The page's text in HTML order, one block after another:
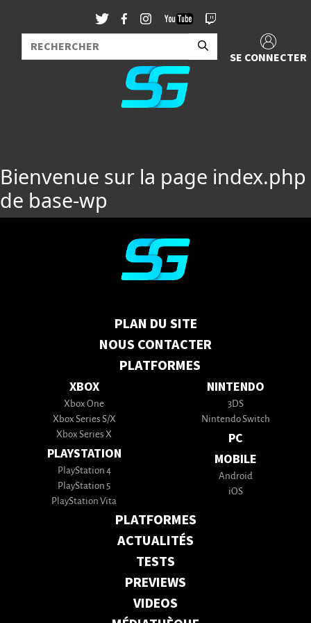
SE CONNECTER
Bienvenue sur la page index.php
de base-wp
PLAN DU SITE
NOUS CONTACTER
PLATFORMES
XBOX
Xbox One
Xbox Series S/X
Xbox Series X
PLAYSTATION
PlayStation 4
PlayStation 5
PlayStation Vita
NINTENDO
3DS
Nintendo Switch
PC
MOBILE
Android
iOS
PLATFORMES
ACTUALITÉS
TESTS
PREVIEWS
VIDEOS